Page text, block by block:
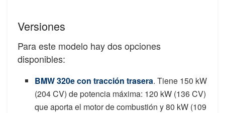
Versiones
Para este modelo hay dos opciones
disponibles:
BMW 320e con tracción trasera. Tiene 150 kW
(204 CV) de potencia máxima: 120 kW (136 CV)
que aporta el motor de combustión y 80 kW (109